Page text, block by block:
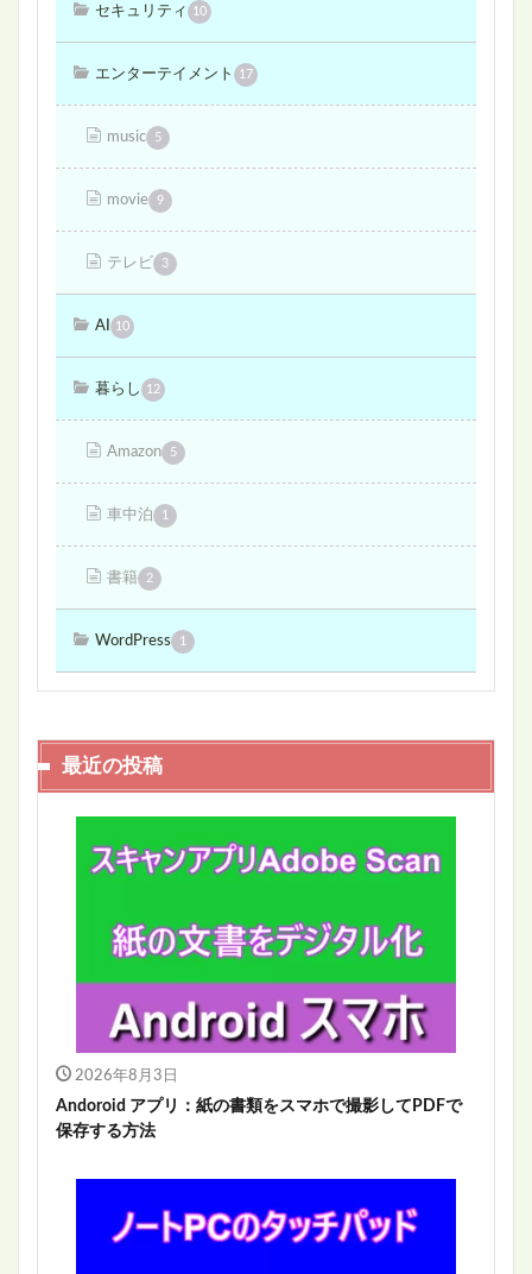
セキュリティ 10
エンターテイメント 17
music 5
movie 9
テレビ 3
AI 10
暮らし 12
Amazon 5
車中泊 1
書籍 2
WordPress 1
最近の投稿
2026年8月3日
Andoroid アプリ：紙の書類をスマホで撮影してPDFで
保存する方法